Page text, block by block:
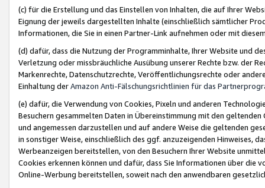
(c) für die Erstellung und das Einstellen von Inhalten, die auf Ihrer
Eignung der jeweils dargestellten Inhalte (einschließlich sämtlicher
Informationen, die Sie in einen Partner-Link aufnehmen oder mit
(d) dafür, dass die Nutzung der Programminhalte, Ihrer Website und
Verletzung oder missbräuchliche Ausübung unserer Rechte bzw. der
Markenrechte, Datenschutzrechte, Veröffentlichungsrechte oder
Einhaltung derAmazon Anti-Fälschungsrichtlinien für das
(e) dafür, die Verwendung von Cookies, Pixeln und anderen
Besuchern gesammelten Daten in Übereinstimmung mit den
und angemessen darzustellen und auf andere Weise die geltenden
in sonstiger Weise, einschließlich des ggf. anzuzeigenden Hinweises,
Werbeanzeigen bereitstellen, von den Besuchern Ihrer Website
Cookies erkennen können und dafür, dass Sie Informationen über die
Online-Werbung bereitstellen, soweit nach den anwendbaren